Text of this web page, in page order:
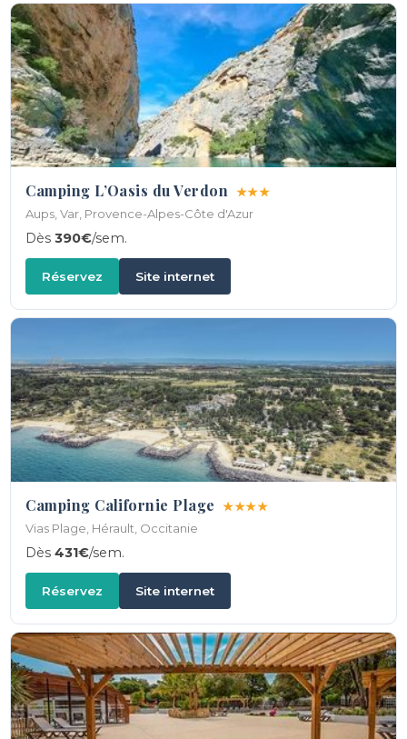
Camping L’Oasis du Verdon ★★★
Aups, Var, Provence-Alpes-Côte d'Azur
Dès390€/sem.
Réservez Site internet
Camping Californie Plage ★★★★
Vias Plage, Hérault, Occitanie
Dès431€/sem.
Réservez Site internet